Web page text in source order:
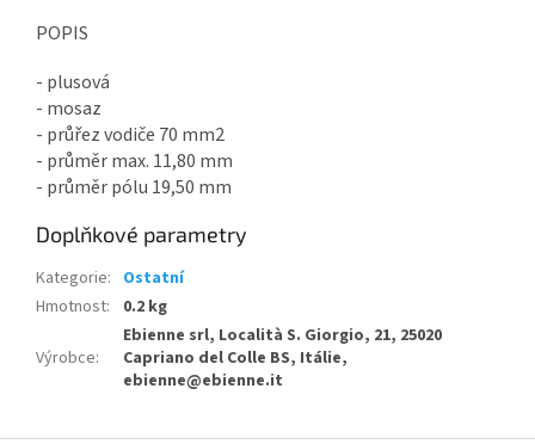
POPIS
- plusová
- mosaz
- průřez vodiče 70 mm2
- průměr max. 11,80 mm
- průměr pólu 19,50 mm
Doplňkové parametry
Kategorie: Ostatní
Hmotnost: 0.2 kg
Výrobce:
Ebienne srl, Località S. Giorgio, 21, 25020
Capriano del Colle BS, Itálie,
ebienne@ebienne.it